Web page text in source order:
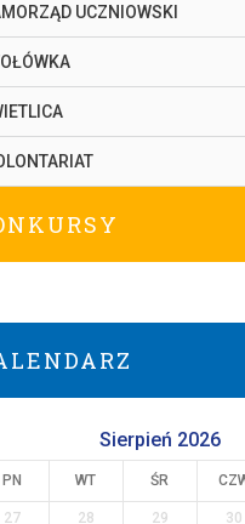
UCZNIOWSKI
Sierpień 2026
PN WT ŚR
27 28 29 30